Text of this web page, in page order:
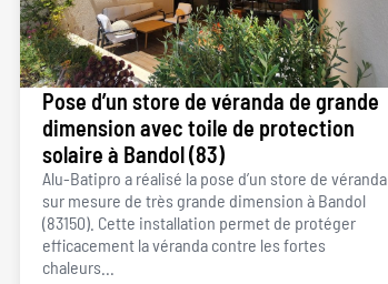
Pose d’un store de véranda de grande
dimension avec toile de protection
solaire à Bandol (83)
Alu-Batipro a réalisé la pose d’un store de véranda
sur mesure de très grande dimension à Bandol
(83150). Cette installation permet de protéger
efficacement la véranda contre les fortes
chaleurs...